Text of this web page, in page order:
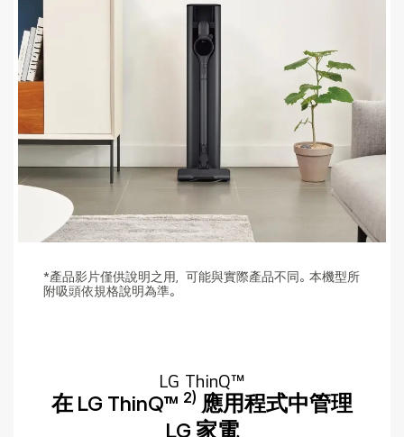
*產品影片僅供說明之用，可能與實際產品不同。本機型所
附吸頭依規格說明為準。
LG ThinQ™
在 LG ThinQ™ 2) 應用程式中管理
LG 家電